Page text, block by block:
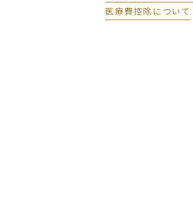
医療費控除について